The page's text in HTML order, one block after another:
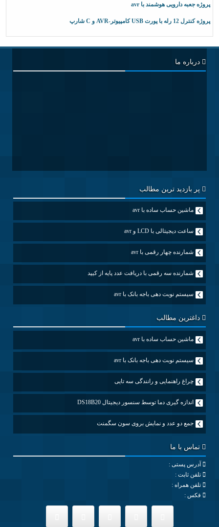
پروژه جعبه دارویی هوشمند با avr
پروژه کنترل 12 رله با پورت USB کامپیوتر-AVR و C شارپ
درباره ما
پر بازدید ترین مطالب
ماشین حساب ساده با avr
ساعت دیجیتالی با LCD و avr
شمارنده چهار رقمی با avr
شمارنده سه رقمی با دریافت عدد پایه از کیپد
سیستم نوبت دهی باجه بانک با avr
داغترین مطالب
ماشین حساب ساده با avr
سیستم نوبت دهی باجه بانک با avr
چراغ راهنمایی و رانندگی سه تایی
اندازه گیری دما توسط سنسور دیجیتال DS18B20
جمع دو عدد و نمایش بروی سون سگمنت
تماس با ما
آدرس پستی :
تلفن ثابت :
تلفن همراه :
فکس :